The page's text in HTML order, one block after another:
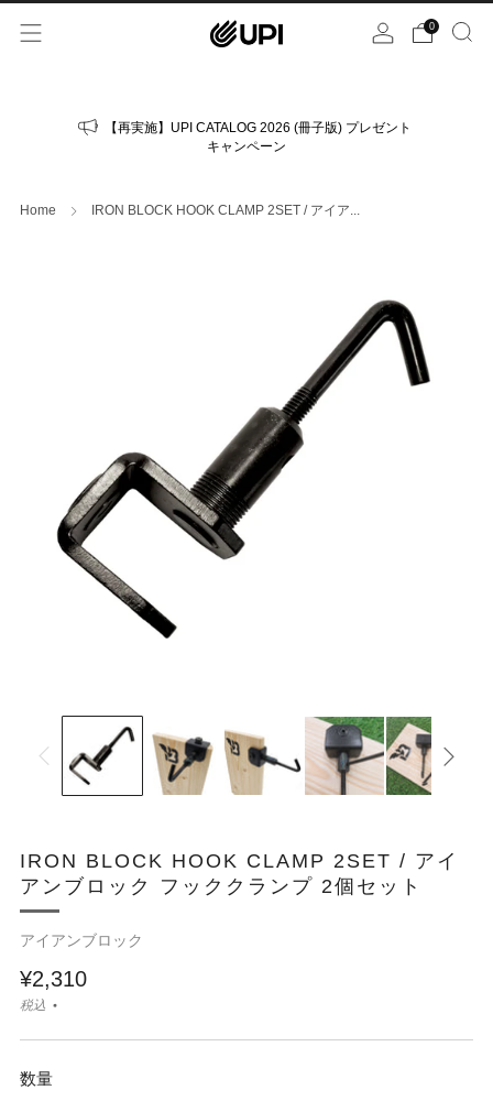
0
【再実施】UPI CATALOG 2026 (冊子版) プレゼント
キャンペーン
Home IRON BLOCK HOOK CLAMP 2SET / アイア...
IRON BLOCK HOOK CLAMP 2SET / アイ
アンブロック フッククランプ 2個セット
アイアンブロック
¥2,310
税込
数量